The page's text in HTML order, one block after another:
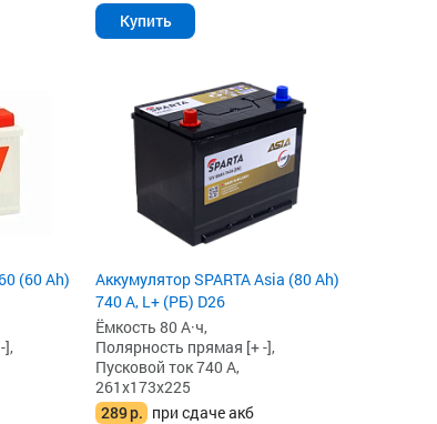
Купить
(60 Ah)
],
Аккумулятор SPARTA Asia (80 Ah)
740 А, L+ (РБ) D26
Ёмкость 80 А·ч,
Полярность прямая [+ -],
Пусковой ток 740 А,
261x173x225
289р. при сдаче акб